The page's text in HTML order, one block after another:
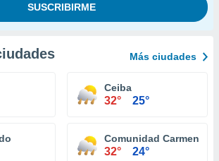
Más ciudades
Ceiba
32° 25°
Comunidad Carmen
32° 24°